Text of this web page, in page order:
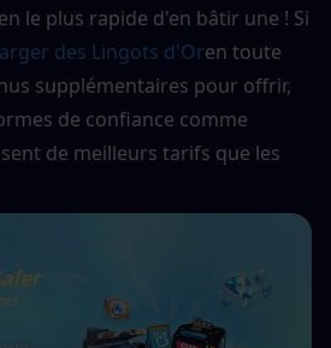
le plus rapide d'en bâtir une ! Si
des Lingots d'Oren toute
supplémentaires pour offrir,
de confiance comme
de meilleurs tarifs que les